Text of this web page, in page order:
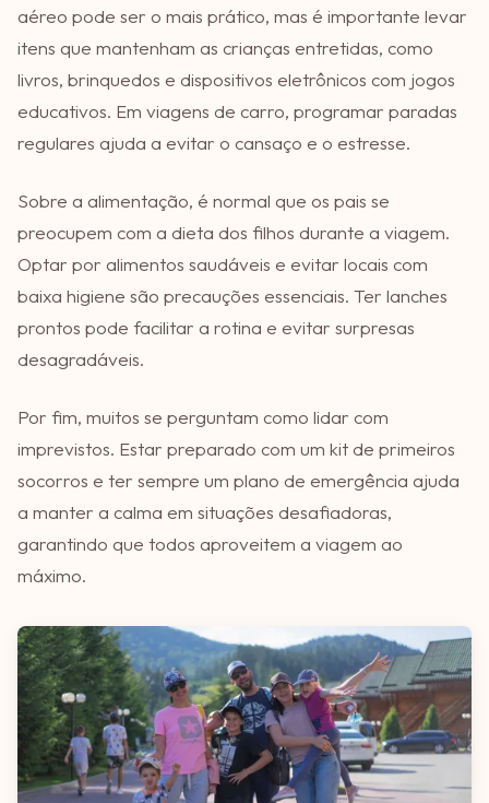
aéreo pode ser o mais prático, mas é importante levar
itens que mantenham as crianças entretidas, como
livros, brinquedos e dispositivos eletrônicos com jogos
educativos. Em viagens de carro, programar paradas
regulares ajuda a evitar o cansaço e o estresse.
Sobre a alimentação, é normal que os pais se
preocupem com a dieta dos filhos durante a viagem.
Optar por alimentos saudáveis e evitar locais com
baixa higiene são precauções essenciais. Ter lanches
prontos pode facilitar a rotina e evitar surpresas
desagradáveis.
Por fim, muitos se perguntam como lidar com
imprevistos. Estar preparado com um kit de primeiros
socorros e ter sempre um plano de emergência ajuda
a manter a calma em situações desafiadoras,
garantindo que todos aproveitem a viagem ao
máximo.